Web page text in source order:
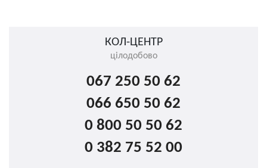
КОЛ-ЦЕНТР
цілодобово
067 250 50 62
066 650 50 62
0 800 50 50 62
0 382 75 52 00